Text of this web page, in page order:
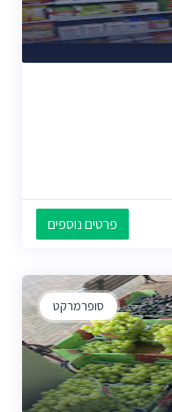
פרטים נוספים
סופרמרקט